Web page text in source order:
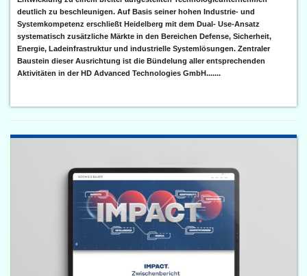
deutlich zu beschleunigen. Auf Basis seiner hohen Industrie- und
Systemkompetenz erschließt Heidelberg mit dem Dual- Use-Ansatz
systematisch zusätzliche Märkte in den Bereichen Defense, Sicherheit,
Energie, Ladeinfrastruktur und industrielle Systemlösungen. Zentraler
Baustein dieser Ausrichtung ist die Bündelung aller entsprechenden
Aktivitäten in der HD Advanced Technologies GmbH.......